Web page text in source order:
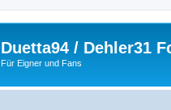
Duetta94 / Dehler31
Für Eigner und Fans